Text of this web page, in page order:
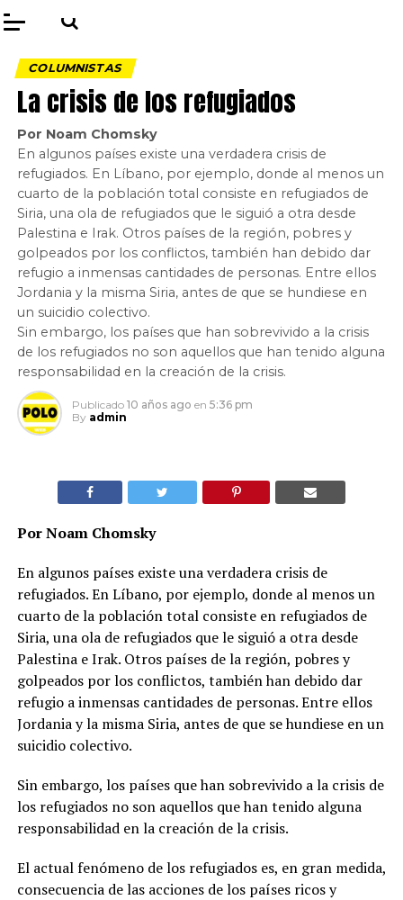
COLUMNISTAS
La crisis de los refugiados
Por Noam Chomsky
En algunos países existe una verdadera crisis de
refugiados. En Líbano, por ejemplo, donde al menos un
cuarto de la población total consiste en refugiados de
Siria, una ola de refugiados que le siguió a otra desde
Palestina e Irak. Otros países de la región, pobres y
golpeados por los conflictos, también han debido dar
refugio a inmensas cantidades de personas. Entre ellos
Jordania y la misma Siria, antes de que se hundiese en
un suicidio colectivo.
Sin embargo, los países que han sobrevivido a la crisis
de los refugiados no son aquellos que han tenido alguna
responsabilidad en la creación de la crisis.
Publicado 10 años ago en 5:36 pm
By admin
Por Noam Chomsky
En algunos países existe una verdadera crisis de
refugiados. En Líbano, por ejemplo, donde al menos un
cuarto de la población total consiste en refugiados de
Siria, una ola de refugiados que le siguió a otra desde
Palestina e Irak. Otros países de la región, pobres y
golpeados por los conflictos, también han debido dar
refugio a inmensas cantidades de personas. Entre ellos
Jordania y la misma Siria, antes de que se hundiese en un
suicidio colectivo.
Sin embargo, los países que han sobrevivido a la crisis de
los refugiados no son aquellos que han tenido alguna
responsabilidad en la creación de la crisis.
El actual fenómeno de los refugiados es, en gran medida,
consecuencia de las acciones de los países ricos y